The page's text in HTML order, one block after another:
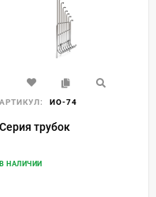
АРТИКУЛ: ИО-74
Серия трубок
В НАЛИЧИИ